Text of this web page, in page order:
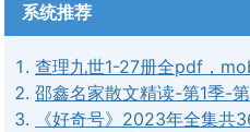
系统推荐
查理九世1-27册全pdf，
邵鑫名家散文精读-第1季-
《好奇号》2023年全集共